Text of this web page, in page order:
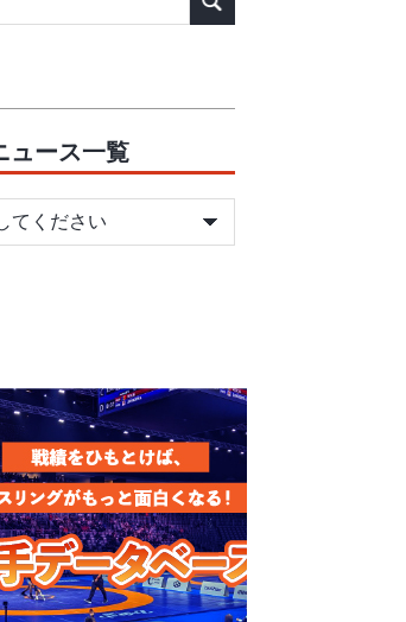
ュース一覧